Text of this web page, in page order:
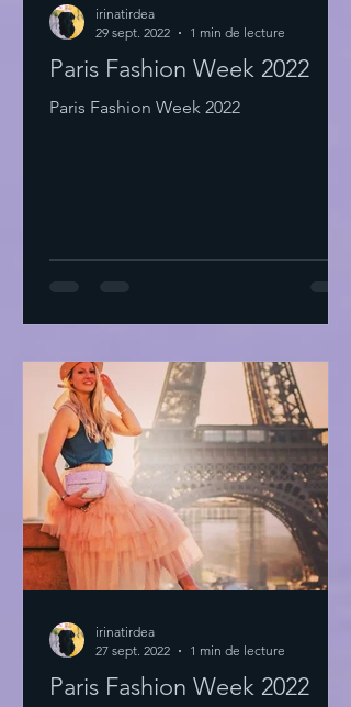
Paris Fashion Week 2022
Paris Fashion Week 2022
irinatirdea
29 sept. 2022
1 min de lecture
Paris Fashion Week 2022
irinatirdea
27 sept. 2022
1 min de lecture